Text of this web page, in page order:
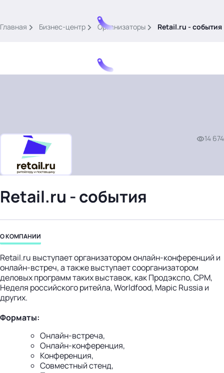
Войти
картина дня
темы
материалы
события
бизнес-центр
Главная Бизнес-центр Организаторы Retail.ru - события
14 674
Retail.ru - события
О КОМПАНИИ
Retail.ru выступает организатором онлайн-конференций и
онлайн-встреч, а также выступает соорганизатором
деловых программ таких выставок, как Продэкспо, CPM,
Неделя российского ритейла, Worldfood, Mapic Russia и
других.
Форматы:
Онлайн-встреча,
Онлайн-конференция,
Конференция,
Совместный стенд,